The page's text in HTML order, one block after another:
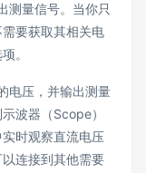
测量信号。当你只
要获取其相关电
。
电压，并输出测量
波器（Scope）
时观察直流电压
连接到其他需要